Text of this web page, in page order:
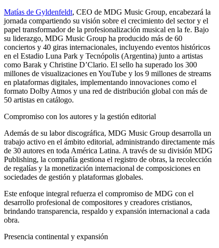
Matías de Gyldenfeldt, CEO de MDG Music Group, encabezará la
jornada compartiendo su visión sobre el crecimiento del sector y el
papel transformador de la profesionalización musical en la fe. Bajo
su liderazgo, MDG Music Group ha producido más de 60
conciertos y 40 giras internacionales, incluyendo eventos históricos
en el Estadio Luna Park y Tecnópolis (Argentina) junto a artistas
como Barak y Christine D’Clario. El sello ha superado los 300
millones de visualizaciones en YouTube y los 9 millones de streams
en plataformas digitales, implementando innovaciones como el
formato Dolby Atmos y una red de distribución global con más de
50 artistas en catálogo.
Compromiso con los autores y la gestión editorial
Además de su labor discográfica, MDG Music Group desarrolla un
trabajo activo en el ámbito editorial, administrando directamente más
de 30 autores en toda América Latina. A través de su división MDG
Publishing, la compañía gestiona el registro de obras, la recolección
de regalías y la monetización internacional de composiciones en
sociedades de gestión y plataformas globales.
Este enfoque integral refuerza el compromiso de MDG con el
desarrollo profesional de compositores y creadores cristianos,
brindando transparencia, respaldo y expansión internacional a cada
obra.
Presencia continental y expansión